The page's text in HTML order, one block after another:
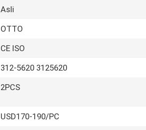
Asli
OTTO
CE ISO
312-5620 3125620
2PCS
USD170-190/PC